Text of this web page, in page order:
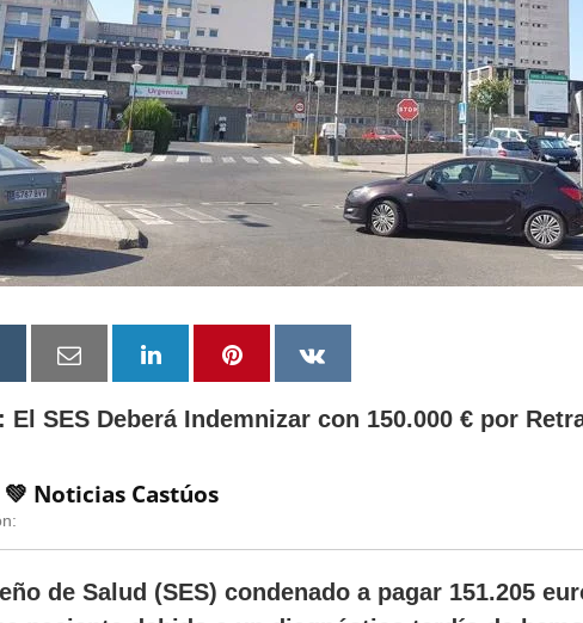
SES Deberá Indemnizar con 150.000 € por
Noticias Castúos
de Salud (SES) condenado a pagar 151.205